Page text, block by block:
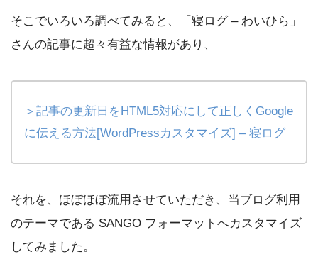
そこでいろいろ調べてみると、「寝ログ – わいひら」
さんの記事に超々有益な情報があり、
＞記事の更新日をHTML5対応にして正しくGoogle
に伝える方法[WordPressカスタマイズ] – 寝ログ
それを、ほぼほぼ流用させていただき、当ブログ利用
のテーマである SANGO フォーマットへカスタマイズ
してみました。